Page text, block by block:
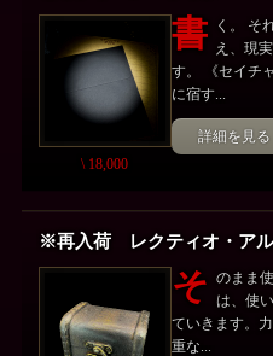
\ 18,000
書
く。 そ
え、現
す。 《セイチ
に宿す...
詳細を見る
※再入荷 レクティオ・ア
そ のまま
は、使
ていきます。
重な...